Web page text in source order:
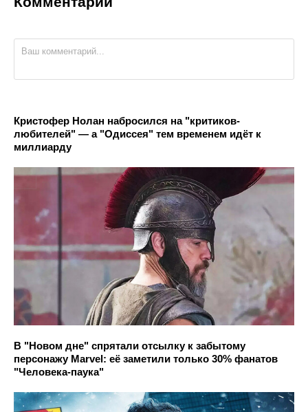
Кристофер Нолан набросился на "критиков-
любителей" — а "Одиссея" тем временем идёт к
миллиарду
В "Новом дне" спрятали отсылку к забытому
персонажу Marvel: её заметили только 30% фанатов
"Человека-паука"